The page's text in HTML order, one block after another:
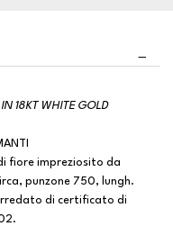
18KT WHITE GOLD
fiore impreziosito da
punzone 750, lungh.
di certificato di